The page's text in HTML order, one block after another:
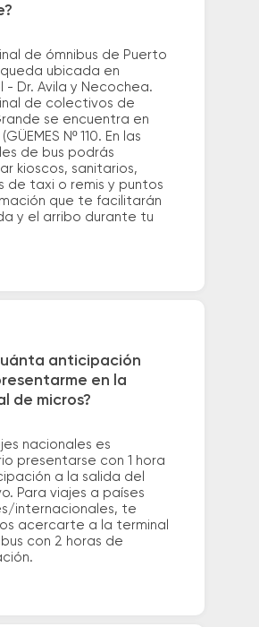
de ómnibus de Puerto
queda ubicada en
- Dr. Avila y Necochea.
de colectivos de
se encuentra en
Nº 110. En las
de bus podrás
kioscos, sanitarios,
de taxi o remis y puntos
que te facilitarán
y el arribo durante tu
anticipación
en la
de micros?
nacionales es
presentarse con 1 hora
a la salida del
Para viajes a países
internacionales, te
acercarte a la terminal
con 2 horas de